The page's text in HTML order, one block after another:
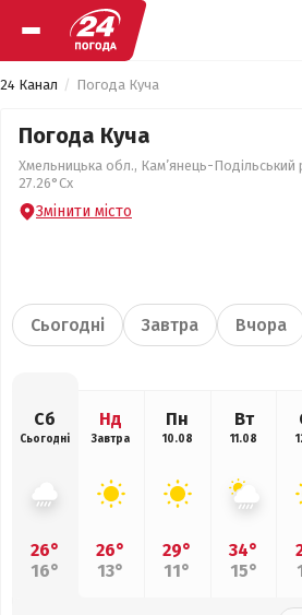
24 Канал Погода Куча
Погода Куча
Хмельницька обл., Кам’янець-Подільський
27.26°Сх
Змінити місто
Сьогодні Завтра Вчора
Сб
Сьогодні
26°
16°
Нд
Завтра
26°
13°
Пн
10.08
29°
11°
Вт
11.08
34°
15°